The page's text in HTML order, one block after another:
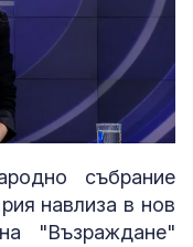
събрание
навлиза в нов
"Възраждане"